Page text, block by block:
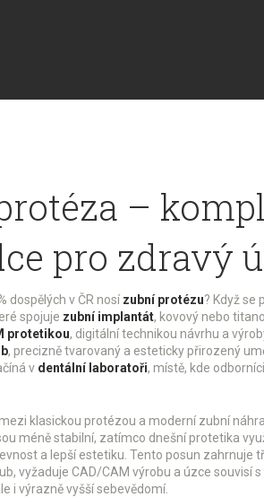
–
pro zdravý
dospělých v ČR nosí zubní protézu? Když se
spojuje zubní implantát, kovový nebo
protetikou, digitální technikou návrhu a
, precizně tvarovaný a esteticky přirozený
v dentální laboratoři, místě, kde
klasickou protézou a moderní zubní
méně stabilní, zatímco dnešní protetika
a lepší estetiku. Tento posun zahrnuje
vyžaduje CAD/CAM výrobu a úzce souvisí
i výrazně vyšší sebevědomí.